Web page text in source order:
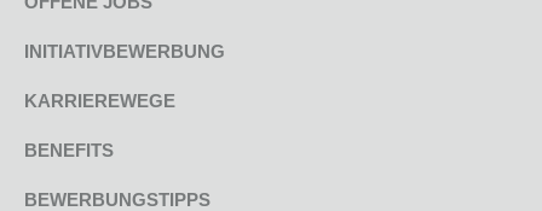
INITIATIVBEWERBUNG
KARRIEREWEGE
BENEFITS
BEWERBUNGSTIPPS